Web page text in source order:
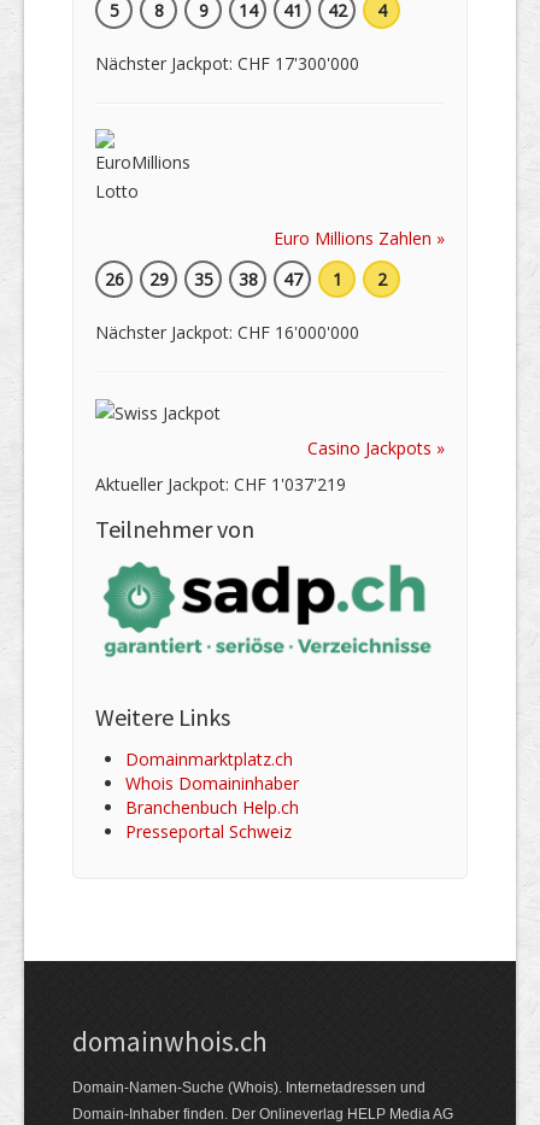
5
8 9 14 41 42 4
Nächster Jackpot: CHF 17'300'000
Euro Millions Zahlen »
26
29 35 38 47 1 2
Nächster Jackpot: CHF 16'000'000
Casino Jackpots »
Aktueller Jackpot: CHF 1'037'219
Teilnehmer von
Weitere Links
Domainmarktplatz.ch
Whois Domaininhaber
Branchenbuch Help.ch
Presseportal Schweiz
domainwhois.ch
Domain-Namen-Suche (Whois). Internet­adressen und
Domain-Inhaber finden. Der Online­verlag HELP Media AG